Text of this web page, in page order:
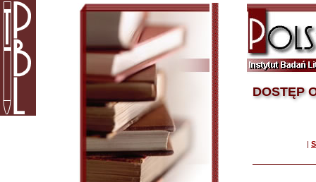
DOSTĘP
|